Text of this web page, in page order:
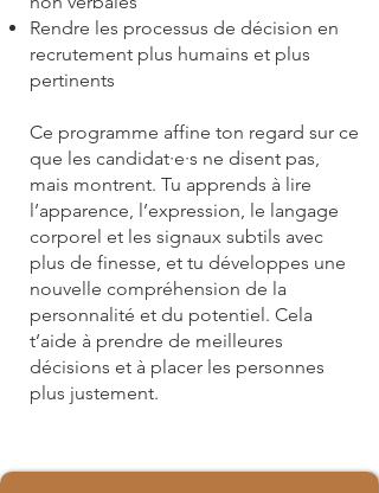
Rendre les processus de décision en
recrutement plus humains et plus
pertinents
Ce programme affine ton regard sur ce
que les candidat·e·s ne disent pas,
mais montrent. Tu apprends à lire
l’apparence, l’expression, le langage
corporel et les signaux subtils avec
plus de finesse, et tu développes une
nouvelle compréhension de la
personnalité et du potentiel. Cela
t’aide à prendre de meilleures
décisions et à placer les personnes
plus justement.